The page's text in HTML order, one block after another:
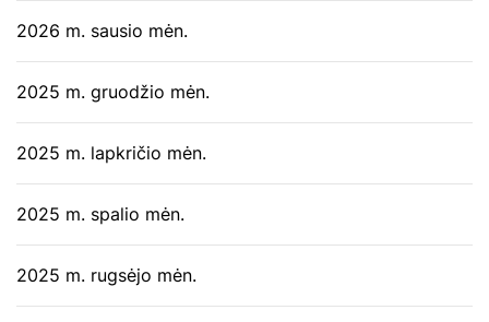
2026 m. sausio mėn.
2025 m. gruodžio mėn.
2025 m. lapkričio mėn.
2025 m. spalio mėn.
2025 m. rugsėjo mėn.